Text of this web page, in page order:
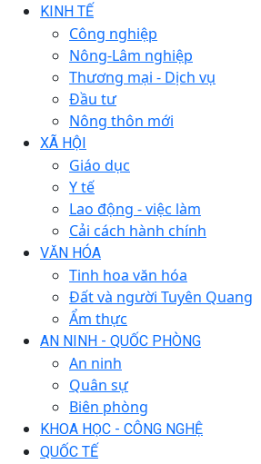
KINH TẾ
Công nghiệp
Nông-Lâm nghiệp
Thương mại - Dịch vụ
Đầu tư
Nông thôn mới
XÃ HỘI
Giáo dục
Y tế
Lao động - việc làm
Cải cách hành chính
VĂN HÓA
Tinh hoa văn hóa
Đất và người Tuyên Quang
Ẩm thực
AN NINH - QUỐC PHÒNG
An ninh
Quân sự
Biên phòng
KHOA HỌC - CÔNG NGHỆ
QUỐC TẾ